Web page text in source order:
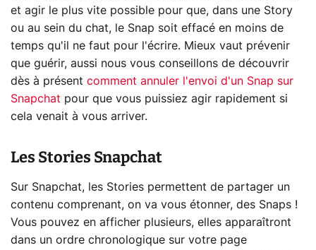
et agir le plus vite possible pour que, dans une Story
ou au sein du chat, le Snap soit effacé en moins de
temps qu'il ne faut pour l'écrire. Mieux vaut prévenir
que guérir, aussi nous vous conseillons de découvrir
dès à présent comment annuler l'envoi d'un Snap sur
Snapchat pour que vous puissiez agir rapidement si
cela venait à vous arriver.
Les Stories Snapchat
Sur Snapchat, les Stories permettent de partager un
contenu comprenant, on va vous étonner, des Snaps !
Vous pouvez en afficher plusieurs, elles apparaîtront
dans un ordre chronologique sur votre page